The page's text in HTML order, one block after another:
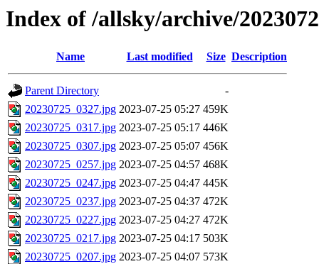
Index of /allsky/archive/
Name Last modified Size Description
Parent Directory
-
20230725_0327.jpg 2023-07-25 05:27 459K
20230725_0317.jpg 2023-07-25 05:17 446K
20230725_0307.jpg 2023-07-25 05:07 456K
20230725_0257.jpg 2023-07-25 04:57 468K
20230725_0247.jpg 2023-07-25 04:47 445K
20230725_0237.jpg 2023-07-25 04:37 472K
20230725_0227.jpg 2023-07-25 04:27 472K
20230725_0217.jpg 2023-07-25 04:17 503K
20230725_0207.jpg 2023-07-25 04:07 573K